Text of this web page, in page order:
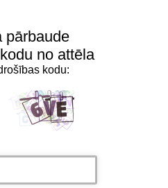
pārbaude
no attēla
kodu: